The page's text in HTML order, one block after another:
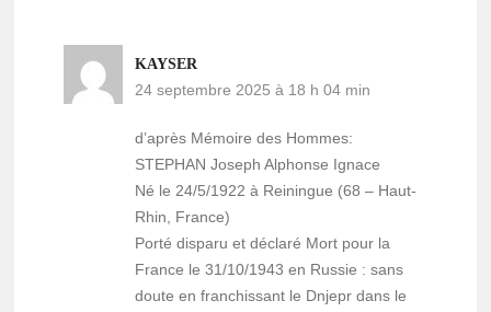
KAYSER
24 septembre 2025 à 18 h 04 min
d’après Mémoire des Hommes:
STEPHAN Joseph Alphonse Ignace
Né le 24/5/1922 à Reiningue (68 – Haut-
Rhin, France)
Porté disparu et déclaré Mort pour la
France le 31/10/1943 en Russie : sans
doute en franchissant le Dnjepr dans le